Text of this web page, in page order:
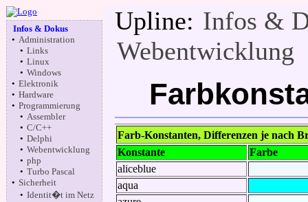
Infos & Dokus
• Administration
• Links
• Linux
• Windows
• Elektronik
• Hardware
• Programmierung
• Assembler
• C/C++
• Delphi
• Webentwicklung
• php
• Turbo Pascal
• Sicherheit
• Identit�t im Netz
Upline: Infos &
Webentwicklung
Farb-Konstanten, Differenzen je nach
Konstante
Farbe
aliceblue
aqua